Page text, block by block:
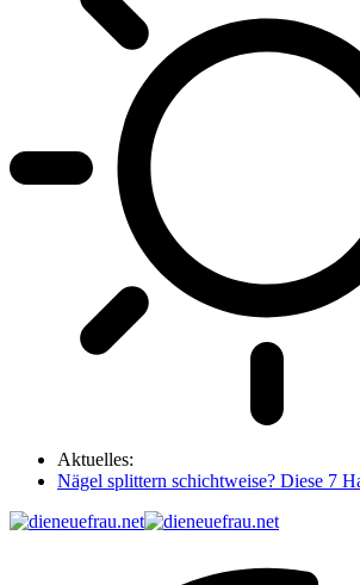
Aktuelles:
Nägel splittern schichtweise? Diese 7